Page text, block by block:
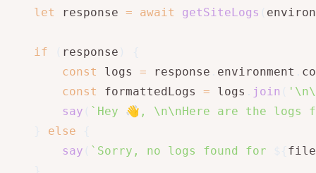
let
response = await getSiteLogs
if response
const
logs = response environment
const
formattedLogs = logs join
say
` Hey 👋, \n\nHere are the logs
else
say
` Sorry, no logs found for